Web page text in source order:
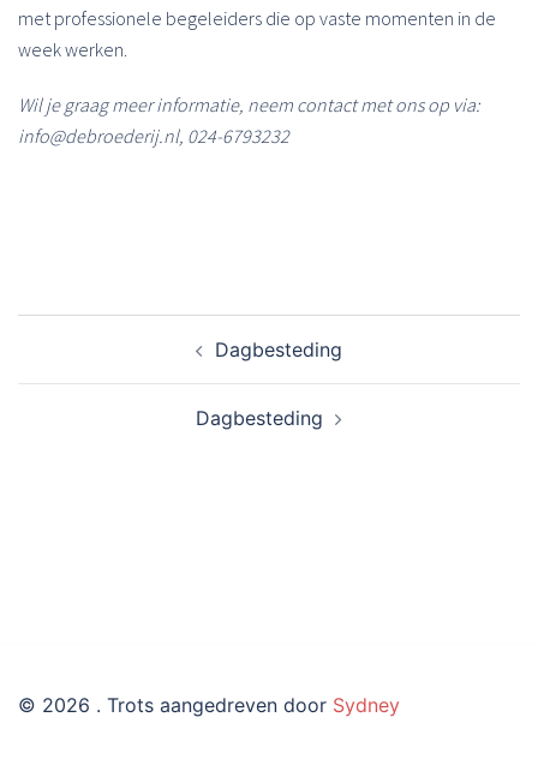
met professionele begeleiders die op vaste momenten in de
week werken.
Wil je graag meer informatie, neem contact met ons op via:
info@debroederij.nl, 024-6793232
Dagbesteding
Dagbesteding
© 2026 . Trots aangedreven door Sydney